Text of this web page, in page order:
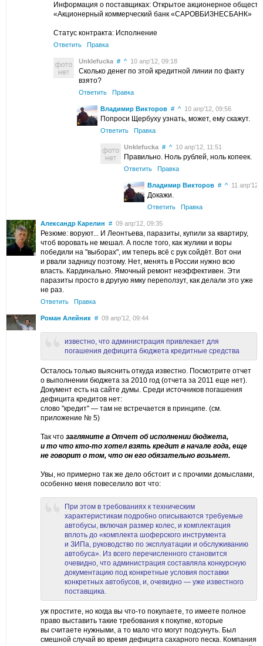
Информация о поставщиках: Открытое акционерное
«Акционерный коммерческий банк «САРОВБИЗНЕСБАНК»
Статус контракта: Исполнение
Ответить Правка
Unklefucka # ^ 10 апр’12, 09:18
Сколько денег по этой кредитной линии по факту
взято?
Ответить Правка
Владимир Викторов # ^ 10 апр’12, 09:56
Попроси Щербуху узнать, может, ему скажут.
Ответить Правка
Unklefucka # ^ 10 апр’12, 11:51
Правильно. Ноль рублей, ноль копеек.
Ответить Правка
Владимир Викторов # ^ 11 апр’12,
Докажи.
Ответить Правка
Александр Карелин # 09 апр’12, 09:35
Резюме: воруют... И Леонтьева, паразиты, купили за квартиру,
чтоб воровать не мешал. А после того, как жулики и воры
победили на "выборах", им теперь всё с рук сойдёт. Вот они
и рвали задницу поэтому. Нет, менять в России нужно всю
власть. Кардинально. Ямочный ремонт неэффективен. Эти
паразиты просто в другую ямку переползут, как делали это уже
не раз.
Ответить Правка
Роман Алейник # 09 апр’12, 09:44
известно, что администрация привлекает для
погашения дефицита бюджета кредитные средства
Осталось только выяснить откуда известно. Посмотрите отчет
о выполнении бюджета за 2010 год (отчета за 2011 еще нет).
Документ есть на сайте думы. Среди источников погашения
дефицита кредитов нет:
слово "кредит" — там не встречается в принципе. (см.
приложение № 5)
Так что загляните в Отчет об исполнении бюджета,
и то что кто-то хотел взять кредит в начале года, еще
не говорит о том, что он его обязательно возьмет.
Увы, но примерно так же дело обстоит и с прочими домыслами,
особенно меня повеселило вот что:
При этом в требованиях к техническим
характеристикам подробно описываются требуемые
автобусы, включая размер колес, и комплектация
вплоть до «комплекта шоферского инструмента
и ЗИПа, руководство по эксплуатации и обслуживанию
автобуса». Из всего перечисленного становится
очевидно, что администрация составляла конкурсную
документацию под конкретные условия поставки
конкретных автобусов, и, очевидно — уже известного
поставщика.
уж простите, но когда вы что-то покупаете, то имеете полное
право выставить такие требования к покупке, которые
вы считаете нужными, а то мало что могут подсунуть. Был
смешной случай во время дефицита сахарного песка. Компания